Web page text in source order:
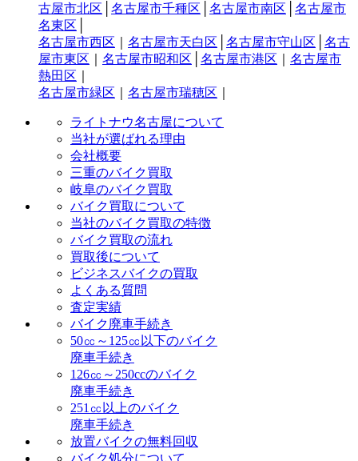
古屋市北区
名古屋市千種区 名古屋市南区
名古屋市
名東区
名古屋市西区
名古屋市天白区 名古屋市守山区
名古
屋市東区
名古屋市昭和区 名古屋市港区
名古屋市
熱田区
名古屋市緑区
名古屋市瑞穂区
ライトナウ名古屋について
当社が選ばれる理由
会社概要
三重のバイク買取
岐阜のバイク買取
バイク買取について
当社のバイク買取の特徴
バイク買取の流れ
買取後について
ビジネスバイクの買取
よくある質問
査定実績
バイク廃車手続き
50㏄～125㏄以下のバイク
廃車手続き
126㏄～250ccのバイク
廃車手続き
251㏄以上のバイク
廃車手続き
放置バイクの無料回収